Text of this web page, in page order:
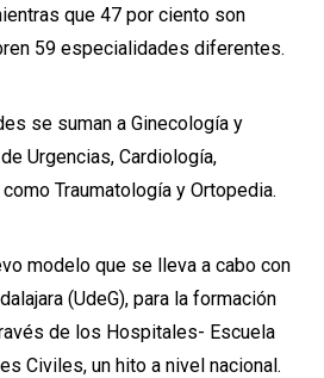
que 47 por ciento son
59 especialidades diferentes.
se suman a Ginecología y
Urgencias, Cardiología,
Traumatología y Ortopedia.
modelo que se lleva a cabo con
(UdeG), para la formación
de los Hospitales- Escuela
Civiles, un hito a nivel nacional.